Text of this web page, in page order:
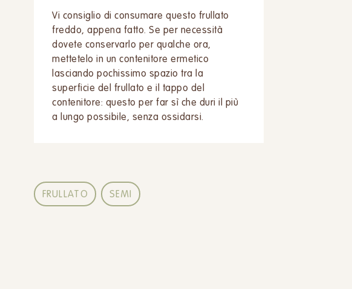
Vi consiglio di consumare questo frullato
freddo, appena fatto. Se per necessità
dovete conservarlo per qualche ora,
mettetelo in un contenitore ermetico
lasciando pochissimo spazio tra la
superficie del frullato e il tappo del
contenitore: questo per far sì che duri il più
a lungo possibile, senza ossidarsi.
FRULLATO SEMI